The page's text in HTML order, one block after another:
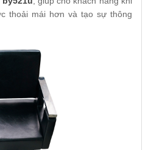
thoải mái hơn và tạo sự thông